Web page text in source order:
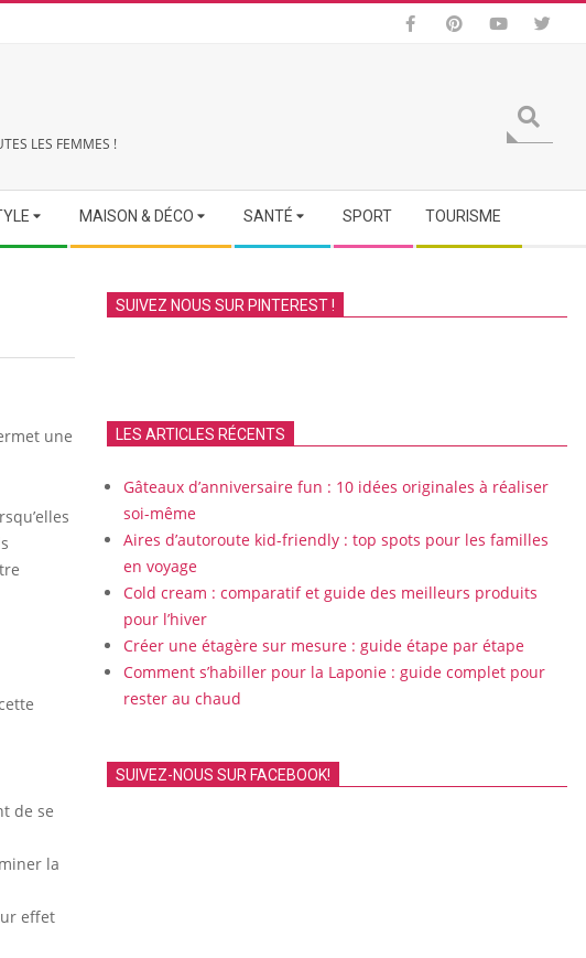
LES FEMMES !
MAISON & DÉCO SANTÉ SPORT TOURISME
une
de se
la
effet
SUIVEZ NOUS SUR PINTEREST !
LES ARTICLES RÉCENTS
Gâteaux d’anniversaire fun : 10 idées originales à réaliser
soi-même
Aires d’autoroute kid-friendly : top spots pour les familles
en voyage
Cold cream : comparatif et guide des meilleurs produits
pour l’hiver
Créer une étagère sur mesure : guide étape par étape
Comment s’habiller pour la Laponie : guide complet pour
rester au chaud
SUIVEZ-NOUS SUR FACEBOOK!